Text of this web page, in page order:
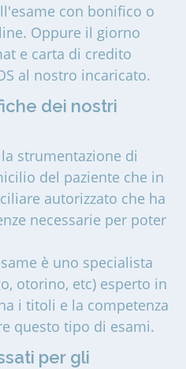
con bonifico o
Oppure il giorno
e carta di credito
al nostro incaricato.
dei nostri
strumentazione di
del paziente che in
autorizzato che ha
necessarie per poter
è uno specialista
otorino, etc) esperto in
i titoli e la competenza
questo tipo di esami.
per gli